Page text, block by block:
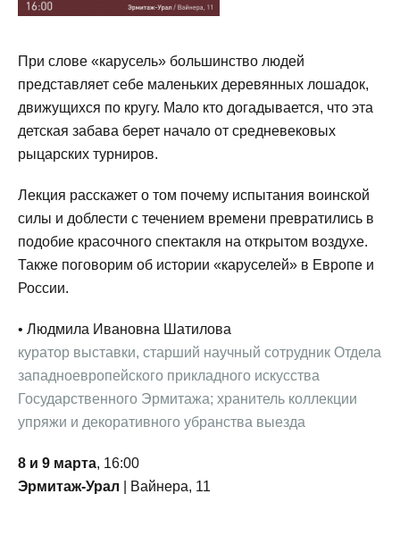
При слове «карусель» большинство людей
представляет себе маленьких деревянных лошадок,
движущихся по кругу. Мало кто догадывается, что эта
детская забава берет начало от средневековых
рыцарских турниров.
Лекция расскажет о том почему испытания воинской
силы и доблести с течением времени превратились в
подобие красочного спектакля на открытом воздухе.
Также поговорим об истории «каруселей» в Европе и
России.
• Людмила Ивановна Шатилова
куратор выставки, старший научный сотрудник Отдела
западноевропейского прикладного искусства
Государственного Эрмитажа; хранитель коллекции
упряжи и декоративного убранства выезда
8 и 9 марта, 16:00
Эрмитаж-Урал | Вайнера, 11